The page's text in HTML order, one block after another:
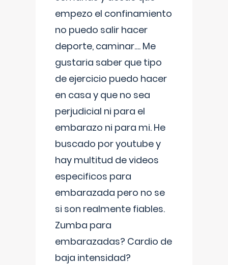
empezo el confinamiento
no puedo salir hacer
deporte, caminar.... Me
gustaria saber que tipo
de ejercicio puedo hacer
en casa y que no sea
perjudicial ni para el
embarazo ni para mi. He
buscado por youtube y
hay multitud de videos
especificos para
embarazada pero no se
si son realmente fiables.
Zumba para
embarazadas? Cardio de
baja intensidad?